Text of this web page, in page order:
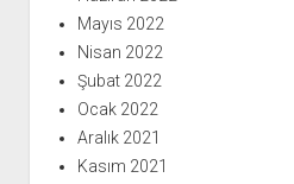
Mayıs 2022
Nisan 2022
Şubat 2022
Ocak 2022
Aralık 2021
Kasım 2021